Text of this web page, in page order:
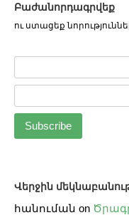
Բաժանորդագրվեք
ու ստացեք
Վերջին
հանուման on